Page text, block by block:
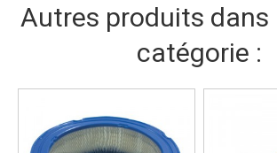
Autres produits dans
catégorie :